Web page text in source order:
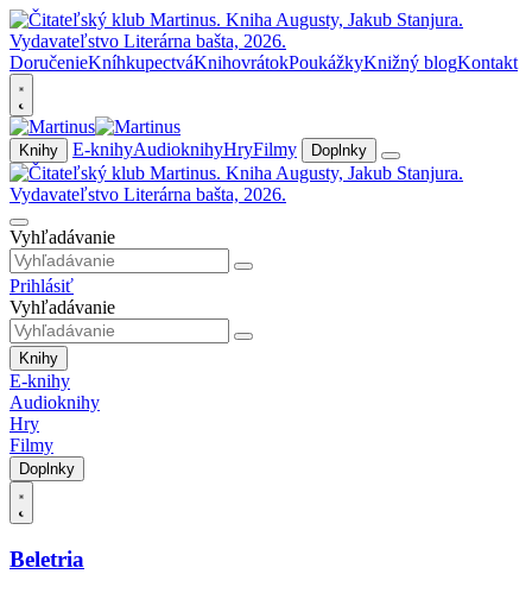
DoručenieKníhkupectváKnihovrátokPoukážkyKnižný blogKontakt
Knihy E-knihyAudioknihyHryFilmy Doplnky
Vyhľadávanie
Prihlásiť
Vyhľadávanie
Knihy
E-knihy
Audioknihy
Hry
Filmy
Doplnky
Beletria